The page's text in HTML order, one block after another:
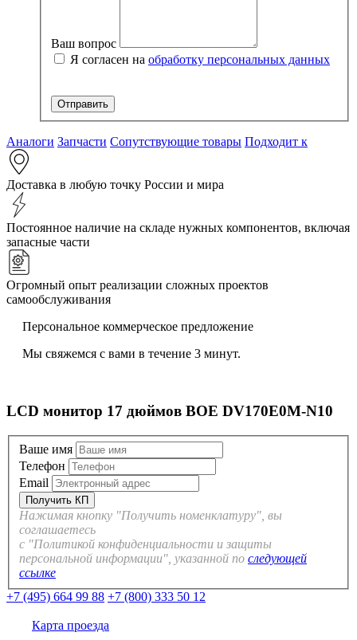
Ваш вопрос
Я согласен на обработку персональных данных
Аналоги Запчасти Сопутствующие товары Подходит к
Доставка в любую точку России и мира
Постоянное наличие на складе нужных компонентов, включая
запасные части
Огромный опыт реализации сложных проектов
самообслуживания
Персональное коммерческое предложение
Мы свяжемся с вами в течение 3 минут.
LCD монитор 17 дюймов BOE DV170E0M-N10
Ваше имя
Телефон
Email
Нажимая кнопку "Получить номенклатуру", вы
соглашаетесь
с "Политикой конфиденциальности и защиты
персональной информации", указанной по следующей
ссылке
+7 (495) 664 99 88 +7 (800) 333 50 12
Карта проезда